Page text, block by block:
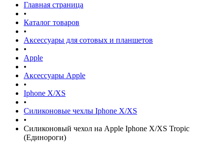
Главная страница
•
Каталог товаров
•
Аксессуары для сотовых и планшетов
•
Apple
•
Аксессуары Apple
•
Iphone X/XS
•
Силиконовые чехлы Iphone X/XS
•
Силиконовый чехол на Apple Iphone X/XS Tropic
(Единороги)